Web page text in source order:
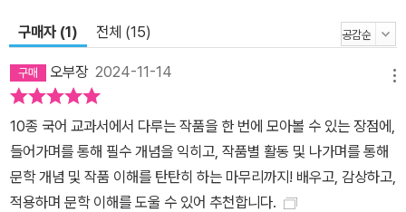
구매자 (1) 전체 (15)
오부장2024-11-14
10종 국어 교과서에서 다루는 작품을 한 번에 모아볼 수 있는 장점에,
들어가며를 통해 필수 개념을 익히고, 작품별 활동 및 나가며를 통해
문학 개념 및 작품 이해를 탄탄히 하는 마무리까지! 배우고, 감상하고,
적용하며 문학 이해를 도울 수 있어 추천합니다.